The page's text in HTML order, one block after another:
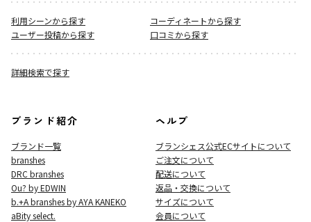
利用シーンから探す
コーディネートから探す
ユーザー投稿から探す
口コミから探す
詳細検索で探す
ブランド紹介
ブランド一覧
branshes
DRC branshes
Ou? by EDWIN
b.+A branshes by AYA KANEKO
aBity select.
ヘルプ
ブランシェス公式ECサイトについて
ご注文について
配送について
返品・交換について
サイズについて
会員について